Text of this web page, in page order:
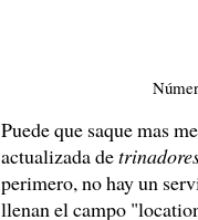
Puede que saque mas
actualizada de
perimero, no hay un
llenan el campo